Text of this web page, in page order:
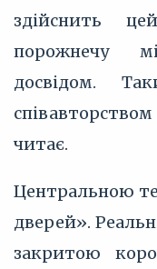
здійснить
порожнечу
досвідом.
читає.
Центральною
дверей».
закритою